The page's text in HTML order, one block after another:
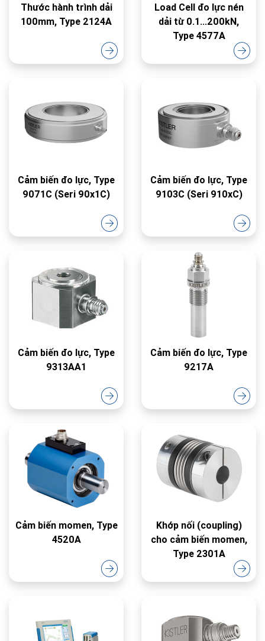
Thước hành trình dải
100mm, Type 2124A
Load Cell đo lực nén
dải từ 0.1...200kN,
Type 4577A
Cảm biến đo lực, Type
9071C (Seri 90x1C)
Cảm biến đo lực, Type
9103C (Seri 910xC)
Cảm biến đo lực, Type
9313AA1
Cảm biến đo lực, Type
9217A
Cảm biến momen, Type
4520A
Khớp nối (coupling)
cho cảm biến momen,
Type 2301A